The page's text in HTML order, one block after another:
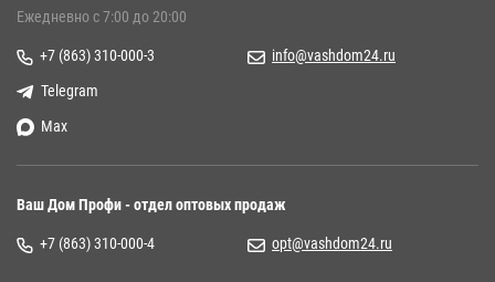
Ежедневно с 7:00 до 20:00
+7 (863) 310-000-3
info@vashdom24.ru
Telegram
Max
Ваш Дом Профи - отдел оптовых продаж
+7 (863) 310-000-4 opt@vashdom24.ru